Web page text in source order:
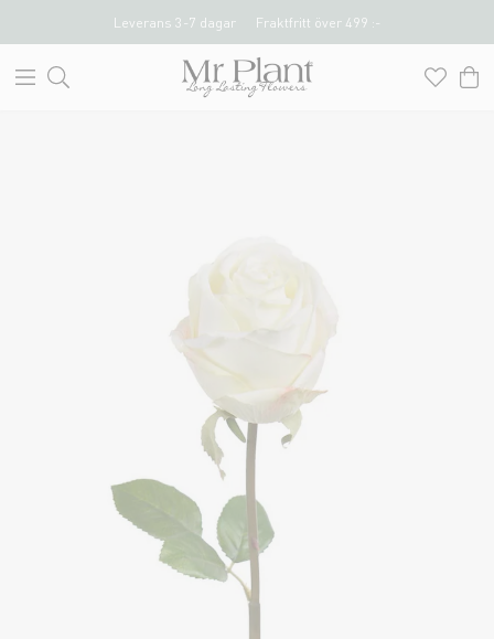
Leverans 3-7 dagar Fraktfritt över 499 :-